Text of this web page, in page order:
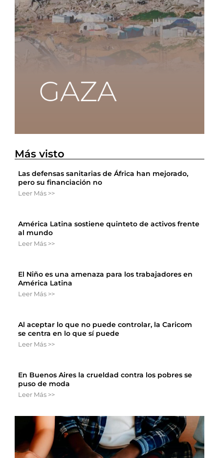
Más visto
Las defensas sanitarias de África han mejorado,
pero su financiación no
Leer Más >>
América Latina sostiene quinteto de activos frente
al mundo
Leer Más >>
El Niño es una amenaza para los trabajadores en
América Latina
Leer Más >>
Al aceptar lo que no puede controlar, la Caricom
se centra en lo que sí puede
Leer Más >>
En Buenos Aires la crueldad contra los pobres se
puso de moda
Leer Más >>